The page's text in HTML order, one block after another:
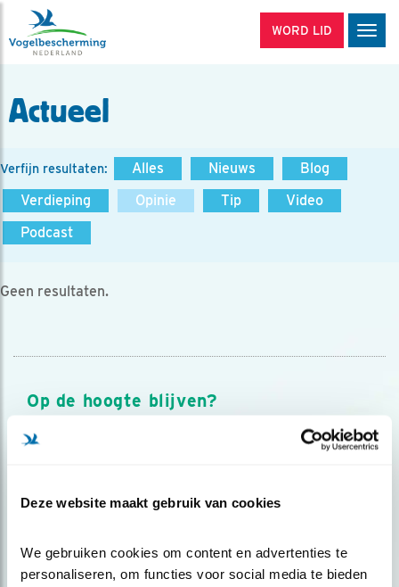
Deze website maakt gebruik van cookies
We gebruiken cookies om content en advertenties te
personaliseren, om functies voor social media te bieden
WORD LID
Actueel
Verfijn resultaten: Alles Nieuws
Blog
Verdieping
Opinie Tip
Video
Podcast
Geen resultaten.
Op de hoogte blijven?
Meld je aan en ontvang nieuws, inspiratie, acties en tips
over vogels en activiteiten van Vogelbescherming.